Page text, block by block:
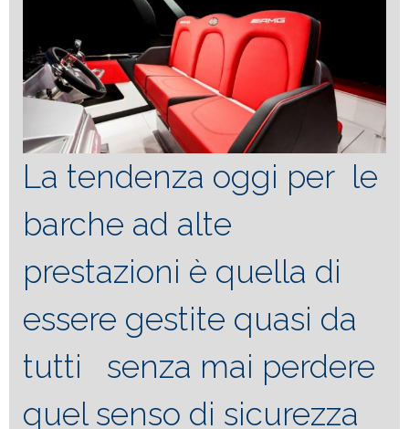
La tendenza oggi per le
barche ad alte
prestazioni è quella di
essere gestite quasi da
tutti senza mai perdere
quel senso di sicurezza